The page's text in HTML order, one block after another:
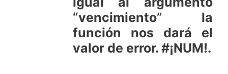
“vencimiento” la
función nos dará el
valor de error. #¡NUM!.